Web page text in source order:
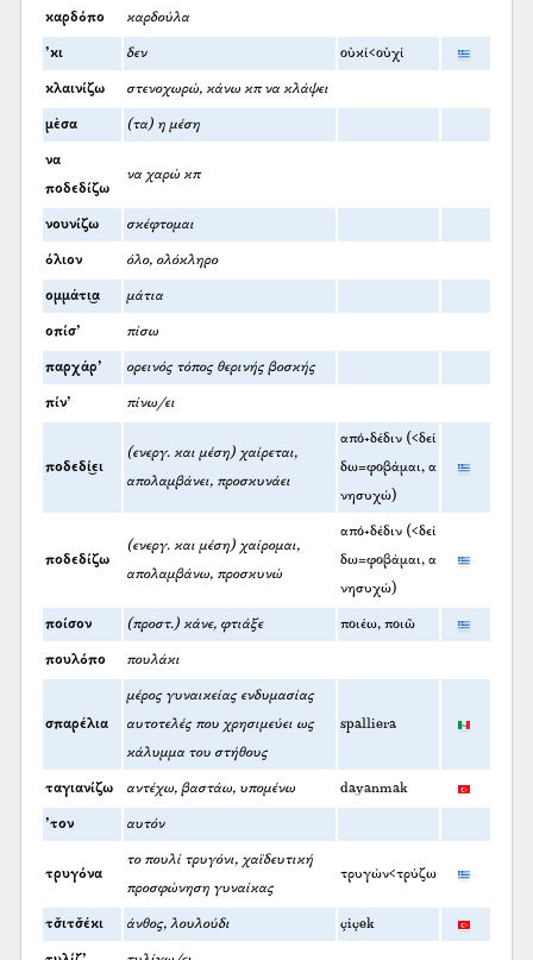
καρδόπο καρδούλα
’κι δεν οὐκί<οὐχί
κλαινίζω στενοχωρώ, κάνω κπ να κλάψει
μὲσα (τα) η μέση
να
ποδεδίζω
να χαρώ κπ
νουνίζω σκέφτομαι
όλιον όλο, ολόκληρο
ομμάτι͜α μάτια
οπίσ’ πίσω
παρχάρ’ ορεινός τόπος θερινής βοσκής
πίν’ πίνω/ει
ποδεδί͜ει
(ενεργ. και μέση) χαίρεται,
απολαμβάνει, προσκυνάει
από+δέδιν (<δεί
δω=φοβάμαι, α
νησυχώ)
ποδεδίζω
(ενεργ. και μέση) χαίρομαι,
απολαμβάνω, προσκυνώ
από+δέδιν (<δεί
δω=φοβάμαι, α
νησυχώ)
ποίσον (προστ.) κάνε, φτιάξε ποιέω, ποιῶ
πουλόπο πουλάκι
σπαρέλια
μέρος γυναικείας ενδυμασίας
αυτοτελές που χρησιμεύει ως
κάλυμμα του στήθους
spalliera
ταγιανίζω αντέχω, βαστάω, υπομένω dayanmak
’τον αυτόν
τρυγόνα
το πουλί τρυγόνι, χαϊδευτική
προσφώνηση γυναίκας
τρυγών<τρύζω
τσ̌ιτσ̌έκι άνθος, λουλούδι çiçek